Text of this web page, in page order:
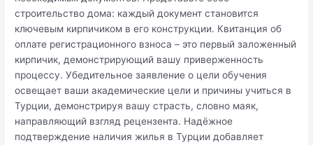
строительство дома: каждый документ становится
ключевым кирпичиком в его конструкции. Квитанция об
оплате регистрационного взноса – это первый заложенный
кирпичик, демонстрирующий вашу приверженность
процессу. Убедительное заявление о цели обучения
освещает ваши академические цели и причины учиться в
Турции, демонстрируя вашу страсть, словно маяк,
направляющий взгляд рецензента. Надёжное
подтверждение наличия жилья в Турции добавляет